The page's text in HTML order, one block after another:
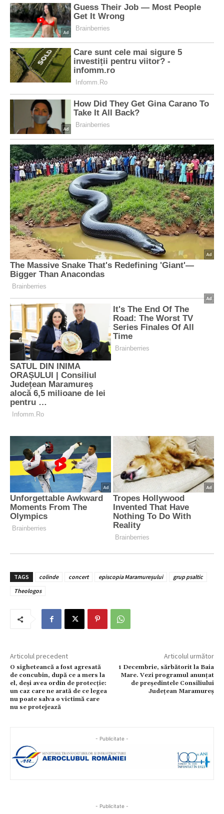
TAGS colinde concert episcopia Maramureșului
grup psaltic
Theologos
Articolul precedent
O sigheteancă a fost agresată
de concubin, după ce a mers la
el, deși avea ordin de protecție:
un caz care ne arată de ce legea
nu poate salva o victimă care
nu se protejează
Articolul următor
1 Decembrie, sărbătorit la Baia
Mare. Vezi programul anunțat
de președintele Consiliului
Județean Maramureș
- Publicitate -
- Publicitate -